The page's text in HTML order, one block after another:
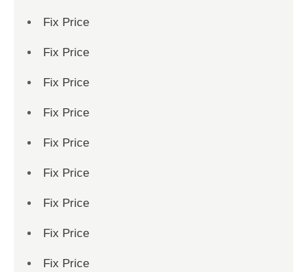
Fix Price
Fix Price
Fix Price
Fix Price
Fix Price
Fix Price
Fix Price
Fix Price
Fix Price